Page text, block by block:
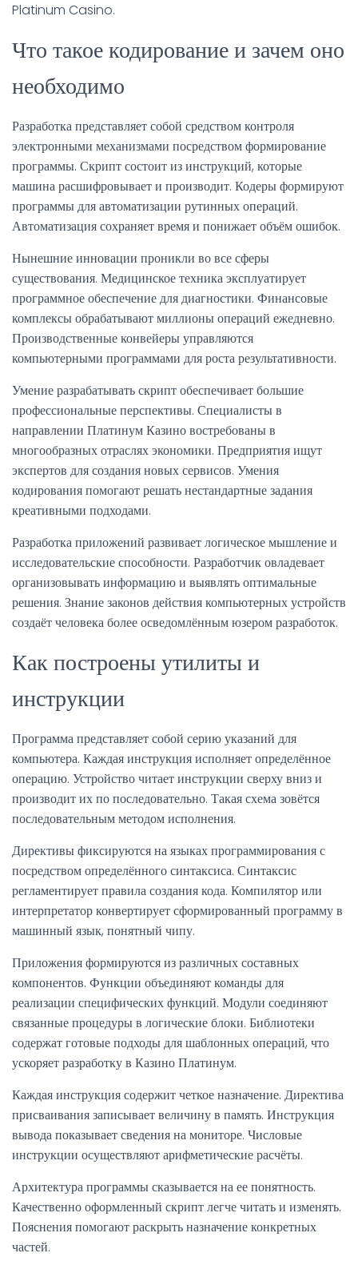
Platinum Casino.
Что такое кодирование и зачем оно
необходимо
Разработка представляет собой средством контроля
электронными механизмами посредством формирование
программы. Скрипт состоит из инструкций, которые
машина расшифровывает и производит. Кодеры формируют
программы для автоматизации рутинных операций.
Автоматизация сохраняет время и понижает объём ошибок.
Нынешние инновации проникли во все сферы
существования. Медицинское техника эксплуатирует
программное обеспечение для диагностики. Финансовые
комплексы обрабатывают миллионы операций ежедневно.
Производственные конвейеры управляются
компьютерными программами для роста результативности.
Умение разрабатывать скрипт обеспечивает большие
профессиональные перспективы. Специалисты в
направлении Платинум Казино востребованы в
многообразных отраслях экономики. Предприятия ищут
экспертов для создания новых сервисов. Умения
кодирования помогают решать нестандартные задания
креативными подходами.
Разработка приложений развивает логическое мышление и
исследовательские способности. Разработчик овладевает
организовывать информацию и выявлять оптимальные
решения. Знание законов действия компьютерных устройств
создаёт человека более осведомлённым юзером разработок.
Как построены утилиты и
инструкции
Программа представляет собой серию указаний для
компьютера. Каждая инструкция исполняет определённое
операцию. Устройство читает инструкции сверху вниз и
производит их по последовательно. Такая схема зовётся
последовательным методом исполнения.
Директивы фиксируются на языках программирования с
посредством определённого синтаксиса. Синтаксис
регламентирует правила создания кода. Компилятор или
интерпретатор конвертирует сформированный программу в
машинный язык, понятный чипу.
Приложения формируются из различных составных
компонентов. Функции объединяют команды для
реализации специфических функций. Модули соединяют
связанные процедуры в логические блоки. Библиотеки
содержат готовые подходы для шаблонных операций, что
ускоряет разработку в Казино Платинум.
Каждая инструкция содержит четкое назначение. Директива
присваивания записывает величину в память. Инструкция
вывода показывает сведения на мониторе. Числовые
инструкции осуществляют арифметические расчёты.
Архитектура программы сказывается на ее понятность.
Качественно оформленный скрипт легче читать и изменять.
Пояснения помогают раскрыть назначение конкретных
частей.